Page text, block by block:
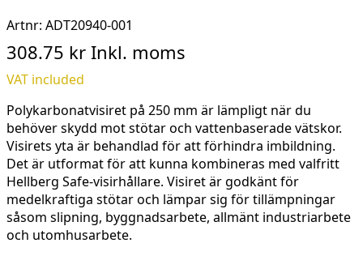
Artnr: ADT20940-001
308.75 kr Inkl. moms
VAT included
Polykarbonatvisiret på 250 mm är lämpligt när du
behöver skydd mot stötar och vattenbaserade vätskor.
Visirets yta är behandlad för att förhindra imbildning.
Det är utformat för att kunna kombineras med valfritt
Hellberg Safe-visirhållare. Visiret är godkänt för
medelkraftiga stötar och lämpar sig för tillämpningar
såsom slipning, byggnadsarbete, allmänt industriarbete
och utomhusarbete.